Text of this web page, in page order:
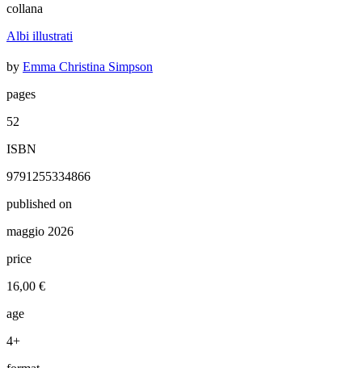
collana
Albi illustrati
by Emma Christina Simpson
pages
52
ISBN
9791255334866
published on
maggio 2026
price
16,00 €
age
4+